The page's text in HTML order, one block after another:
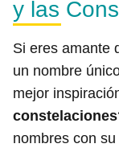
y las
Si eres amante
un nombre
mejor
constelaciones
nombres con